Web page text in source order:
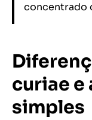
concentrado
curiae e
simples